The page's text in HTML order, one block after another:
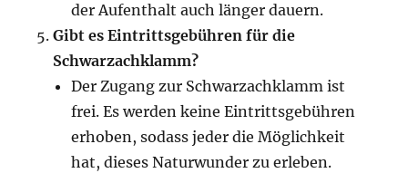
der Aufenthalt auch länger dauern.
Gibt es Eintrittsgebühren für die
Schwarzachklamm?
Der Zugang zur Schwarzachklamm ist
frei. Es werden keine Eintrittsgebühren
erhoben, sodass jeder die Möglichkeit
hat, dieses Naturwunder zu erleben.